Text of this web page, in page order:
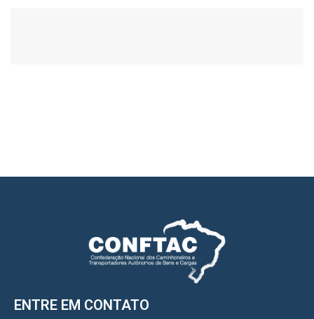
ENTRE EM CONTATO